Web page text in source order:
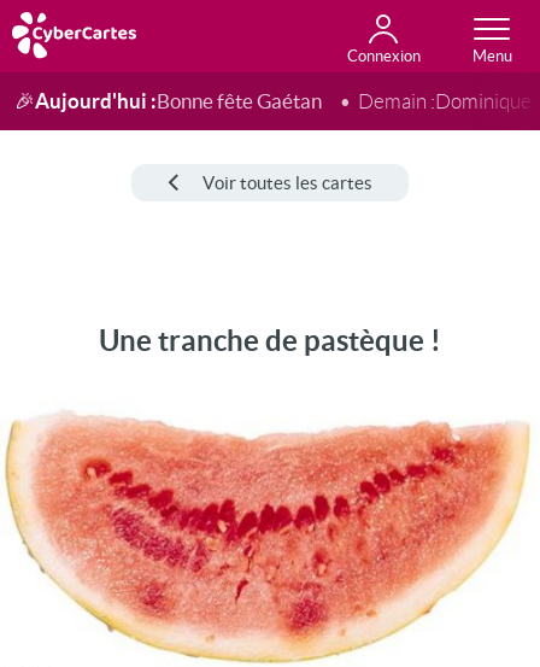
Connexion
Anniversaire
Fête du jour
Amour
Amitié
Merci
Toutes les cartes
🎉Aujourd'hui :Bonne fête Gaétan Demain :Dominique
Voir toutes les cartes
Une tranche de pastèque !